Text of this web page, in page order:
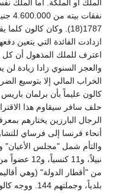
الملك أو الملكة. أما الملك
1787(18). وكان كالون
اعترف للملك المذهول أن كل
والعجز السنوي زادا زيادة لن
الخراب المالي إلا بتوسيع
كالون عليماً بأن برلمان
حلف سافر سيقاوم هذا
الرجال البارزين يختارهم
أنحاء فرنسا إلى فرساي
بلدياً،